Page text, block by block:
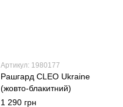
Артикул: 1980177
Рашгард CLEO Ukraine
(жовто-блакитний)
1 290 грн